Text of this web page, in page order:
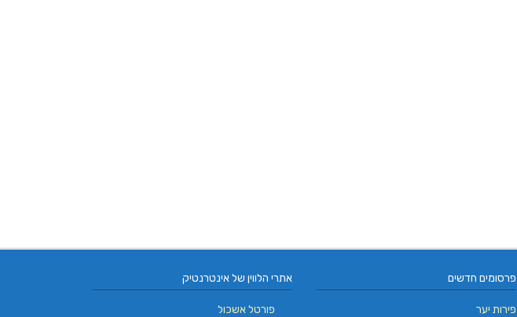
אתרי הלווין של אינטרנטיק
פורטל אשכול
פרסומים חדשים
פירות יער